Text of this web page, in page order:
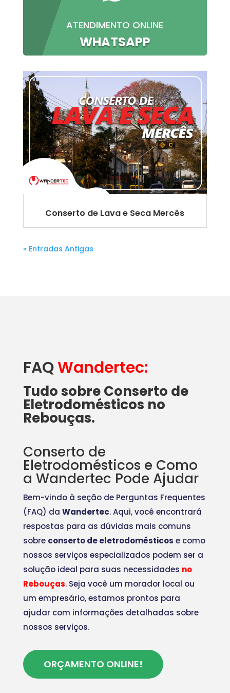
ATENDIMENTO ONLINE
WHATSAPP
Conserto de Lava e Seca Mercês
« Entradas Antigas
FAQWandertec:
Tudo sobre Conserto de
Eletrodomésticos no
Rebouças.
Conserto de
Eletrodomésticos e Como
a Wandertec Pode Ajudar
Bem-vindo à seção de Perguntas Frequentes
(FAQ) da Wandertec. Aqui, você encontrará
respostas para as dúvidas mais comuns
sobre conserto de eletrodomésticos e como
nossos serviços especializados podem ser a
solução ideal para suas necessidades no
Rebouças. Seja você um morador local ou
um empresário, estamos prontos para
ajudar com informações detalhadas sobre
nossos serviços.
ORÇAMENTO ONLINE!